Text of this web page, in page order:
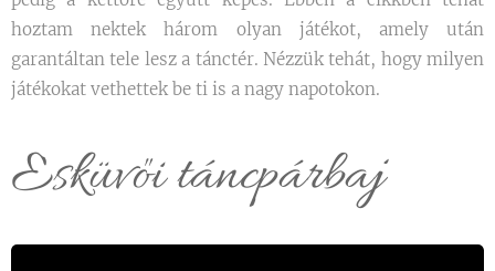
hoztam nektek három olyan játékot, amely után
garantáltan tele lesz a tánctér. Nézzük tehát, hogy milyen
játékokat vethettek be ti is a nagy napotokon.
Esküvői táncpárbaj